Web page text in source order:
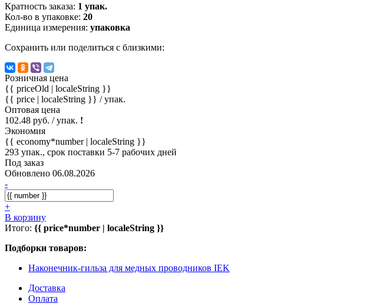
Кратность заказа: 1 упак.
Кол-во в упаковке: 20
Единица измерения: упаковка
Сохранить или поделиться с близкими:
Розничная цена
{{ priceOld | localeString }}
{{ price | localeString }} / упак.
Оптовая цена
102.48 руб. / упак. !
Экономия
{{ economy*number | localeString }}
293 упак., срок поставки 5-7 рабочих дней
Под заказ
Обновлено 06.08.2026
-
+
В корзину
Итого: {{ price*number | localeString }}
Подборки товаров:
Наконечник-гильза для медных проводников IEK
Доставка
Оплата